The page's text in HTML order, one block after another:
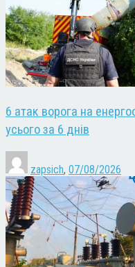
6 атак ворога на
усього за 6 днів
zapsich, 07/08/2026